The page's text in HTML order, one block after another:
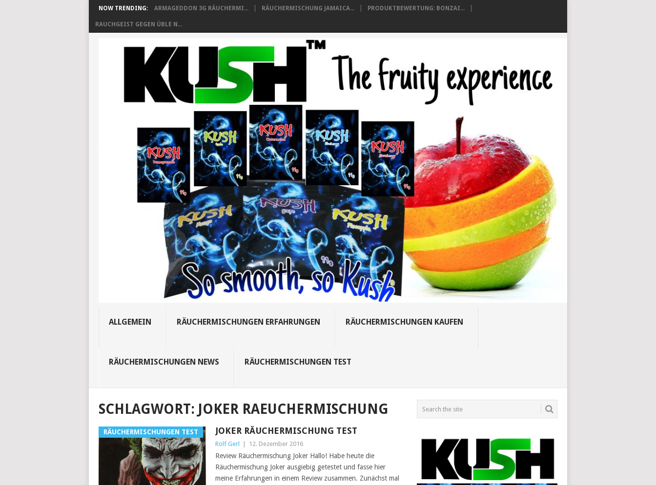
NOW TRENDING: ARMAGEDDON 3G RÄUCHERMI... RÄUCHERMISCHUNG JAMAICA... PRODUKTBEWERTUNG: BONZAI...
RAUCHGEIST GEGEN ÜBLE N...
ALLGEMEIN RÄUCHERMISCHUNGEN ERFAHRUNGEN RÄUCHERMISCHUNGEN KAUFEN
RÄUCHERMISCHUNGEN NEWS RÄUCHERMISCHUNGEN TEST
SCHLAGWORT: JOKER RAEUCHERMISCHUNG
RÄUCHERMISCHUNGEN TEST JOKER RÄUCHERMISCHUNG TEST
Rolf Gerl 12. Dezember 2016
Review Räuchermischung Joker Hallo! Habe heute die
Räuchermischung Joker ausgiebig getestet und fasse hier
meine Erfahrungen in einem Review zusammen. Zunächst mal